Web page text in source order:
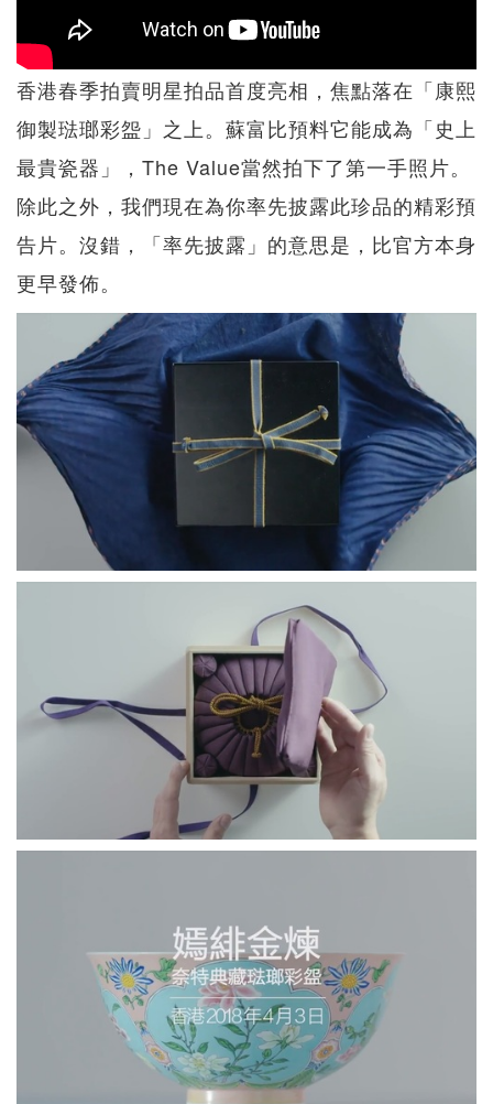
香港春季拍賣明星拍品首度亮相，焦點落在「康熙
御製琺瑯彩盌」之上。蘇富比預料它能成為「史上
最貴瓷器」，The Value當然拍下了第一手照片。
除此之外，我們現在為你率先披露此珍品的精彩預
告片。沒錯，「率先披露」的意思是，比官方本身
更早發佈。